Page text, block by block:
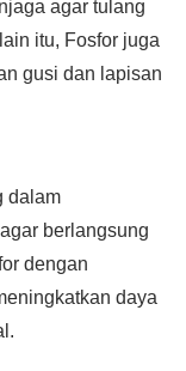
agar tulang
itu, Fosfor juga
gusi dan lapisan
dalam
berlangsung
dengan
daya